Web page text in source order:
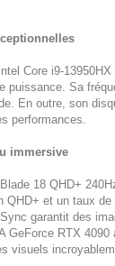
Core i9-
puissance. Sa
En outre, son
performances.
immersive
18 QHD+
QHD+ et un taux
garantit des
GeForce RTX
visuels